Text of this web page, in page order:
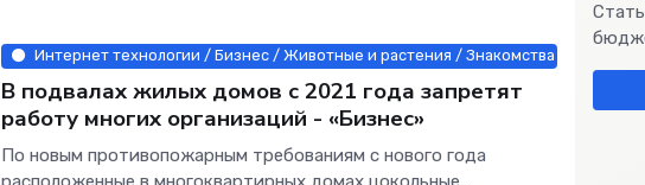
Интернет технологии / Бизнес / Животные и растения / Знакомства /
В подвалах жилых домов с 2021 года запретят
работу многих организаций - «Бизнес»
По новым противопожарным требованиям с нового года